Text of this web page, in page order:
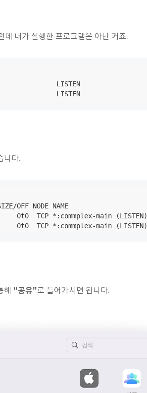
내가 실행한 프로그램은 아닌 거죠.
LISTEN
LISTEN
니다.
OFF NODE NAME
0t0  TCP *:commplex-main (LISTEN)
0t0  TCP *:commplex-main (LISTEN)
해 "공유"로 들어가시면 됩니다.